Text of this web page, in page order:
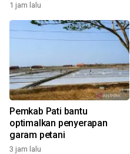
1 jam lalu
Pemkab Pati bantu
optimalkan penyerapan
garam petani
3 jam lalu